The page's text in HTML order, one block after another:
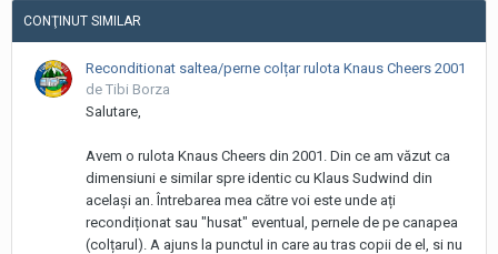
CONŢINUT SIMILAR
Reconditionat saltea/perne colțar rulota Knaus Cheers 2001
de Tibi Borza
Salutare,
Avem o rulota Knaus Cheers din 2001. Din ce am văzut ca
dimensiuni e similar spre identic cu Klaus Sudwind din
același an. Întrebarea mea către voi este unde ați
recondiționat sau "husat" eventual, pernele de pe canapea
(colțarul). A ajuns la punctul in care au tras copii de el, si nu